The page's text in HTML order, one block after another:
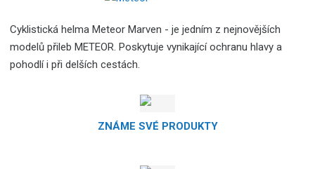
Cyklistická helma Meteor Marven -je jedním z nejnovějších
modelů přileb METEOR. Poskytuje vynikající ochranu hlavy a
pohodlí i při delších cestách.
ZNÁME SVÉ PRODUKTY